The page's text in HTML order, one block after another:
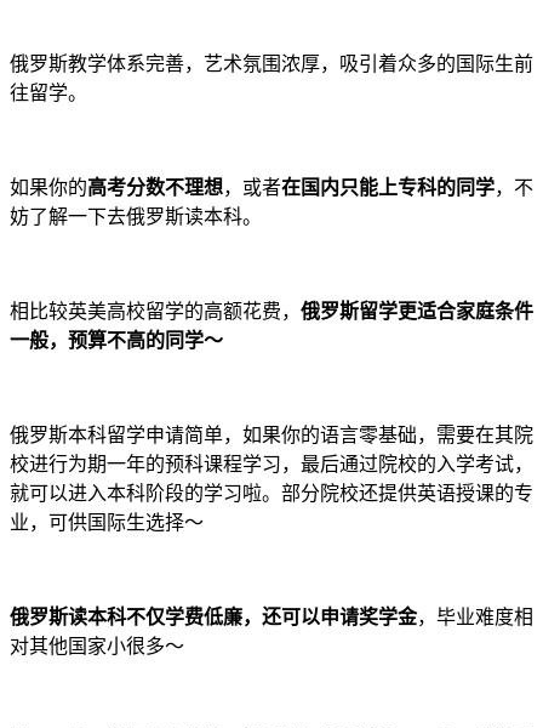
俄罗斯教学体系完善，艺术氛围浓厚，吸引着众多的国际生前
往留学。
如果你的高考分数不理想，或者在国内只能上专科的同学，不
妨了解一下去俄罗斯读本科。
相比较英美高校留学的高额花费， 俄罗斯留学更适合家庭条件
一般，预算不高的同学～
俄罗斯本科留学申请简单，如果你的语言零基础，需要在其院
校进行为期一年的预科课程学习，最后通过院校的入学考试，
就可以进入本科阶段的学习啦。部分院校还提供英语授课的专
业，可供国际生选择～
俄罗斯读本科不仅学费低廉，还可以申请奖学金，毕业难度相
对其他国家小很多～